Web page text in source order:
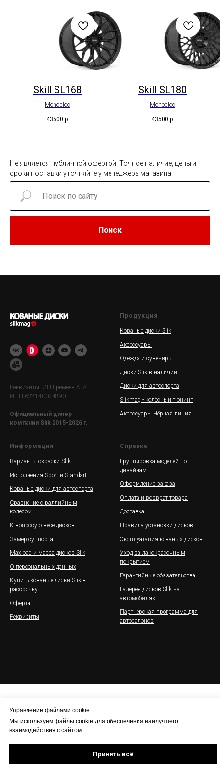
Skill SL168
Monobloc
43500 р.
Skill SL180
Monobloc
43500 р.
Не является публичной офертой. Точное наличие, цены и
сроки поставки уточняйте у менеджера магазина.
Управление файлами cookie
Мы используем файлы cookie для обеспечения наилучшего
взаимодействия с сайтом.
Принять всё
Поиск
Реквизиты: ИП Еремеев А. А.
ИНН 632140024890
Официальный дилер
компании Slik 2015-2026 г.
Продукция
Кованые диски Slik
Аксессуары
Одежда и сувениры
Диски Slik в наличии
Диски для автоспорта
Slikmag - колёсный тюнинг
Аксессуары Чёрная линия
Информация
Варианты окраски Slik
Исполнения Sport и Standart
Кованые диски для автоспорта
Сравнение с раллийным
колесом
К вопросу о весе дисков
Замер суппорта
Maxload и масса дисков Slik
О персональных данных
Купить кованые диски Slik в
рассрочку
Оферта
Реквизиты
Справка
Группировка моделей по
дизайнам
Оформление заказа
Оплата и возврат товара
Доставка
Правила установки дисков
Эксплуатация кованых дисков
Уход за лакокрасочным
покрытием
Гарантийные обязательства
Галерея дисков Slik на
автомобилях
Партнерская программа для
автосалонов